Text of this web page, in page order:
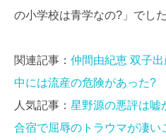
の小学校は青学なの?」でした
関連記事： 仲間由紀恵 双子
中には流産の危険があった?
人気記事： 星野源の悪評は嘘
合宿で屈辱のトラウマが凄い